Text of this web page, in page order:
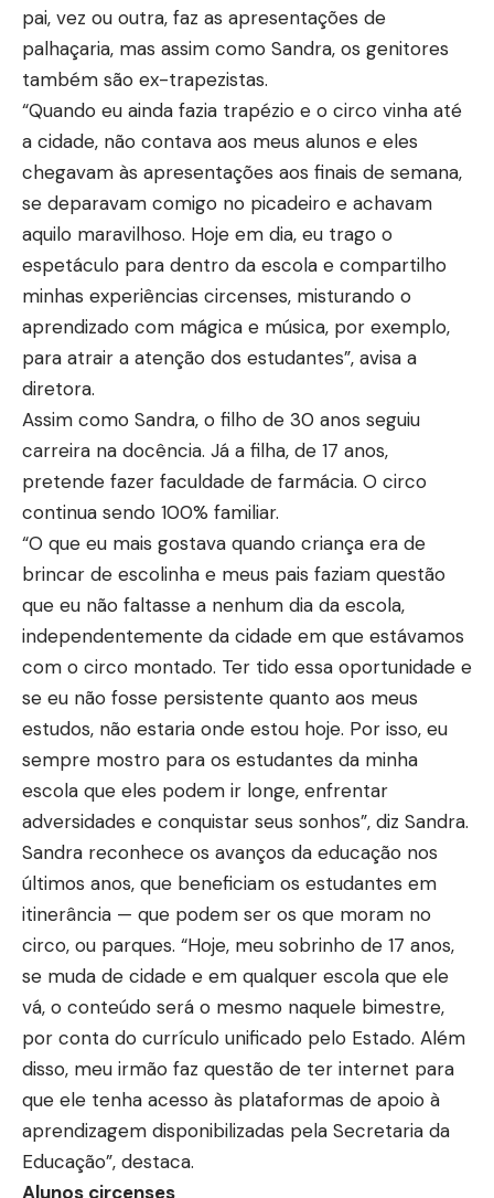
pai, vez ou outra, faz as apresentações de
palhaçaria, mas assim como Sandra, os genitores
também são ex-trapezistas.
“Quando eu ainda fazia trapézio e o circo vinha até
a cidade, não contava aos meus alunos e eles
chegavam às apresentações aos finais de semana,
se deparavam comigo no picadeiro e achavam
aquilo maravilhoso. Hoje em dia, eu trago o
espetáculo para dentro da escola e compartilho
minhas experiências circenses, misturando o
aprendizado com mágica e música, por exemplo,
para atrair a atenção dos estudantes”, avisa a
diretora.
Assim como Sandra, o filho de 30 anos seguiu
carreira na docência. Já a filha, de 17 anos,
pretende fazer faculdade de farmácia. O circo
continua sendo 100% familiar.
“O que eu mais gostava quando criança era de
brincar de escolinha e meus pais faziam questão
que eu não faltasse a nenhum dia da escola,
independentemente da cidade em que estávamos
com o circo montado. Ter tido essa oportunidade e
se eu não fosse persistente quanto aos meus
estudos, não estaria onde estou hoje. Por isso, eu
sempre mostro para os estudantes da minha
escola que eles podem ir longe, enfrentar
adversidades e conquistar seus sonhos”, diz Sandra.
Sandra reconhece os avanços da educação nos
últimos anos, que beneficiam os estudantes em
itinerância — que podem ser os que moram no
circo, ou parques. “Hoje, meu sobrinho de 17 anos,
se muda de cidade e em qualquer escola que ele
vá, o conteúdo será o mesmo naquele bimestre,
por conta do currículo unificado pelo Estado. Além
disso, meu irmão faz questão de ter internet para
que ele tenha acesso às plataformas de apoio à
aprendizagem disponibilizadas pela Secretaria da
Educação”, destaca.
Alunos circenses